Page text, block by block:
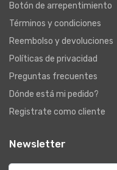
Botón de arrepentimiento
Términos y condiciones
Reembolso y devoluciones
Políticas de privacidad
Preguntas frecuentes
Dónde está mi pedido?
Registrate como cliente
Newsletter